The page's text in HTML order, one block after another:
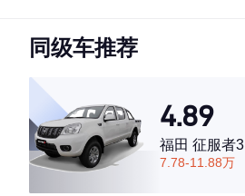
·外观表现一般，低于63%同级车
·空间表现一般，低于67%同级车
同级车推荐
4.89
福田 征服者3
7.78-11.88万